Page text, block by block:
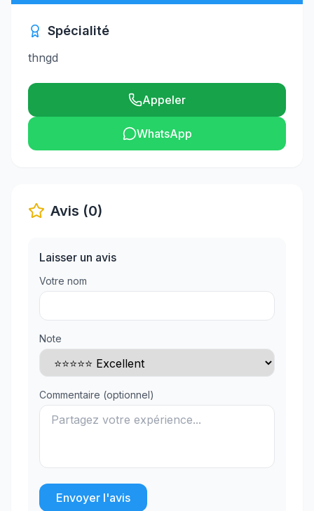
Spécialité
thngd
Appeler
WhatsApp
Avis (0)
Laisser un avis
Votre nom
Note
Commentaire (optionnel)
Envoyer l'avis